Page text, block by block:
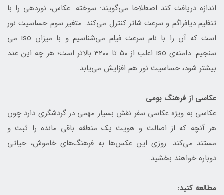
اندازه دریافت کند اصطلاحا می‌گویند: سوخته. عکاس، نوردهی را با
تنظیم دیافراگم و سرعت شاتر کنترل می‌کند. متغیر سوم حساسیت نور
است که آن را با نام سرعت فیلم می‌شناسیم و با میزان iso می
سنجیم. دامنه‌ی iso اغلب از 50 تا 3200 بالاتر است؛ هر چه این عدد
بیشتر شود، حساسیت نور هم افزایش می‌یابد.
عکاسی از فرهنگ بومی
عکاسی به ویژه عکاسی سفر نقش بسیار مهمی در گردشگری دارد چون
هر آنچه که از اصالت و هویت یک منطقه باقی مانده را ثبت و
مستند می‌کند. روزی این عکس‌ها به فرهنگ‌های خاموش، حیاتی
دوباره خواهند بخشید.
مطالعه کنید: